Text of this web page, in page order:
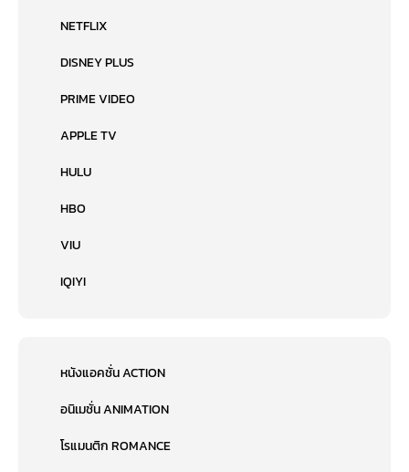
NETFLIX
DISNEY PLUS
PRIME VIDEO
APPLE TV
HULU
HBO
VIU
IQIYI
หนังแอคชั่น ACTION
อนิเมชั่น ANIMATION
โรแมนติก ROMANCE